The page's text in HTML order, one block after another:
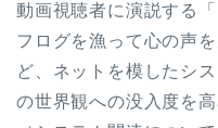
動画視聴者に演説する
フログを漁って心の声
ど、ネットを模したシ
の世界観への没入度を高